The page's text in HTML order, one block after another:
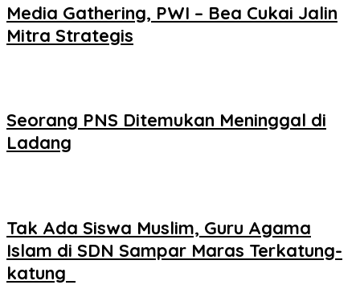
Media Gathering, PWI – Bea Cukai Jalin
Mitra Strategis
Seorang PNS Ditemukan Meninggal di
Ladang
Tak Ada Siswa Muslim, Guru Agama
Islam di SDN Sampar Maras Terkatung-
katung ‎